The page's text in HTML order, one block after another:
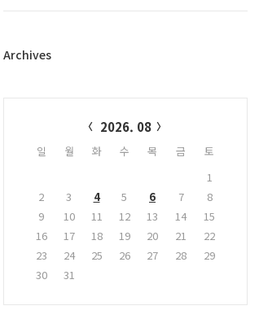
플
Archives
2026. 08
일 월 화 수 목 금
토
1
2
3 4 5 6 7
8
9
10 11 12 13 14
15
16
17 18 19 20 21
22
23
24 25 26 27 28
29
30
31